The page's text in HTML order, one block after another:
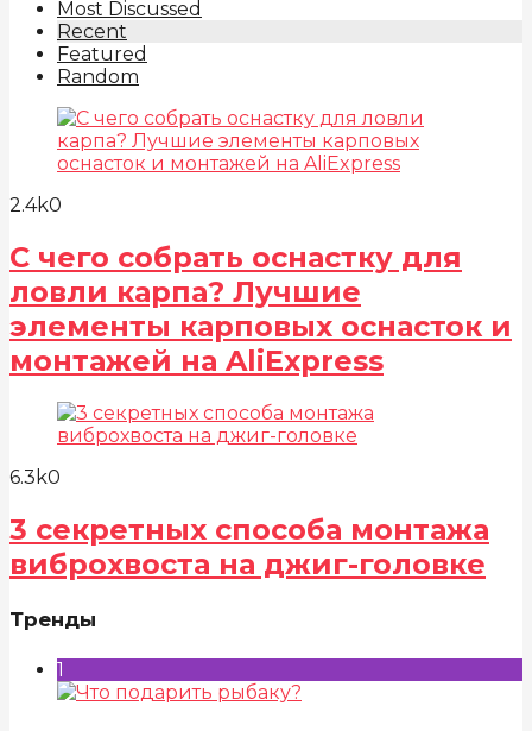
Most Discussed
Recent
Featured
Random
2.4k0
С чего собрать оснастку для
ловли карпа? Лучшие
элементы карповых оснасток и
монтажей на AliExpress
6.3k0
3 секретных способа монтажа
виброхвоста на джиг-головке
Тренды
1